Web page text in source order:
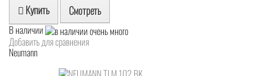
Купить Смотреть
В наличии
Добавить для сравнения
Neumann